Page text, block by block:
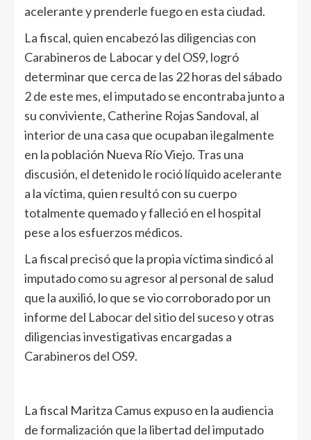
acelerante y prenderle fuego en esta ciudad.
La fiscal, quien encabezó las diligencias con
Carabineros de Labocar y del OS9, logró
determinar que cerca de las 22 horas del sábado
2 de este mes, el imputado se encontraba junto a
su conviviente, Catherine Rojas Sandoval, al
interior de una casa que ocupaban ilegalmente
en la población Nueva Río Viejo. Tras una
discusión, el detenido le roció líquido acelerante
a la víctima, quien resultó con su cuerpo
totalmente quemado y falleció en el hospital
pese a los esfuerzos médicos.
La fiscal precisó que la propia víctima sindicó al
imputado como su agresor al personal de salud
que la auxilió, lo que se vio corroborado por un
informe del Labocar del sitio del suceso y otras
diligencias investigativas encargadas a
Carabineros del OS9.
La fiscal Maritza Camus expuso en la audiencia
de formalización que la libertad del imputado